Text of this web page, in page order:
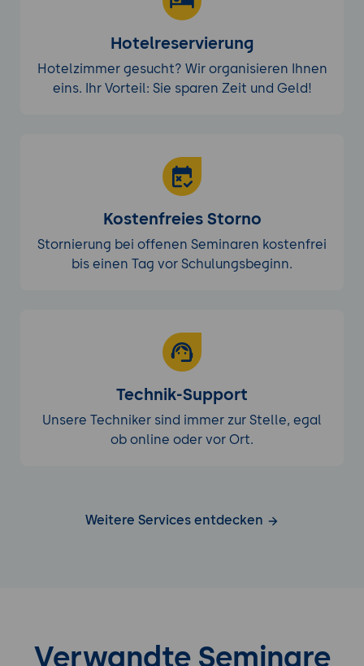
Hotelreservierung
Hotelzimmer gesucht? Wir organisieren Ihnen
eins. Ihr Vorteil: Sie sparen Zeit und Geld!
Kostenfreies Storno
Stornierung bei offenen Seminaren kostenfrei
bis einen Tag vor Schulungsbeginn.
Technik-Support
Unsere Techniker sind immer zur Stelle, egal
ob online oder vor Ort.
Weitere Services entdecken
Verwandte Seminare